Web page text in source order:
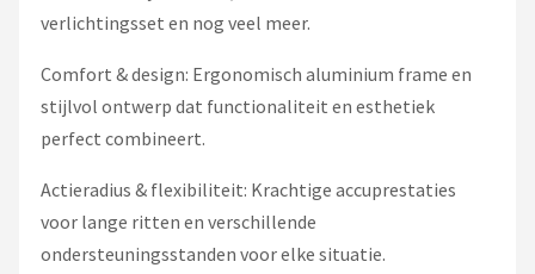
verlichtingsset en nog veel meer.
Comfort & design: Ergonomisch aluminium frame en
stijlvol ontwerp dat functionaliteit en esthetiek
perfect combineert.
Actieradius & flexibiliteit: Krachtige accuprestaties
voor lange ritten en verschillende
ondersteuningsstanden voor elke situatie.